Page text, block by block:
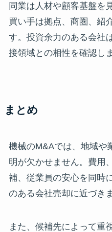
同業は人材や顧客基盤を
買い手は拠点、商圏、紹
す。投資余力のある会社
接領域との相性を確認し
まとめ
機械のM&Aでは、地域や
明が欠かせません。費用
補、従業員の安心を同時
のある会社売却に近づき
また、候補先によって重